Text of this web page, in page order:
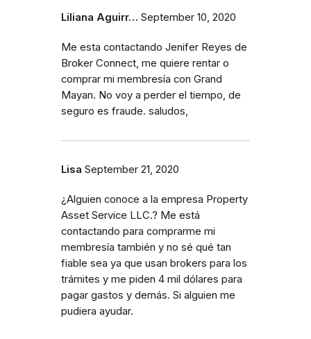
Liliana Aguirr… September 10, 2020
Me esta contactando Jenifer Reyes de
Broker Connect, me quiere rentar o
comprar mi membresía con Grand
Mayan. No voy a perder el tiempo, de
seguro es fraude. saludos,
Lisa September 21, 2020
¿Alguien conoce a la empresa Property
Asset Service LLC.? Me está
contactando para comprarme mi
membresía también y no sé qué tan
fiable sea ya que usan brokers para los
trámites y me piden 4 mil dólares para
pagar gastos y demás. Si alguien me
pudiera ayudar.